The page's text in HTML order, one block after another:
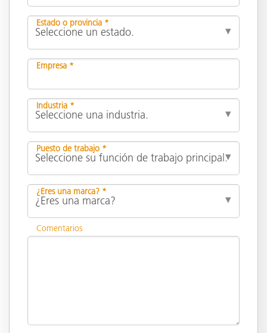
Estado o provincia *
Empresa *
Industria *
Puesto de trabajo *
¿Eres una marca? *
Comentarios